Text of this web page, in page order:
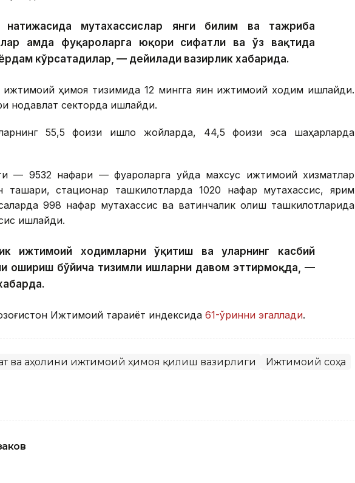
мутахассислар янги билим ва тажриба
ҳамда фуқароларга юқори сифатли ва ўз вақтида
кўрсатадилар, — дейилади вазирлик хабарида.
ҳимоя тизимида 12 мингга яқин ижтимоий ходим ишлайди.
нодавлат секторда ишлайди.
55,5 фоизи қишлоқ жойларда, 44,5 фоизи эса шаҳарларда
— 9532 нафари — фуқароларга уйда махсус ижтимоий хизматлар
ташқари, стационар ташкилотларда 1020 нафар мутахассис, ярим
998 нафар мутахассис ва вақтинчалик қолиш ташкилотларида
ишлайди.
ижтимоий ходимларни ўқитиш ва уларнинг касбий
ошириш бўйича тизимли ишларни давом эттирмоқда, —
Ижтимоий тараққиёт индексида 61-ўринни эгаллади.
ва аҳолини ижтимоий ҳимоя қилиш вазирлиги Ижтимоий соҳа